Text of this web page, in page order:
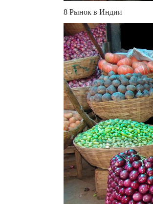
8 Рынок в Индии